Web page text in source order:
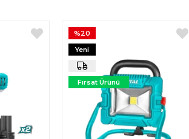
%20
Yeni
Ürün
Fırsat Ürünü